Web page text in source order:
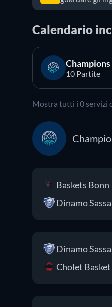
Calendario
Champions
10 Partite
Mostra tutti i 0 servizi
Baskets Bonn
Dinamo
Dinamo
Cholet Basket